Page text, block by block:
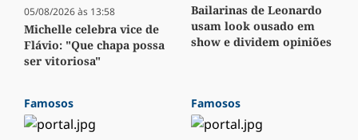
05/08/2026 às 13:58
Michelle celebra vice de
Flávio: "Que chapa possa
ser vitoriosa"
Bailarinas de Leonardo
usam look ousado em
show e dividem opiniões
Famosos Famosos